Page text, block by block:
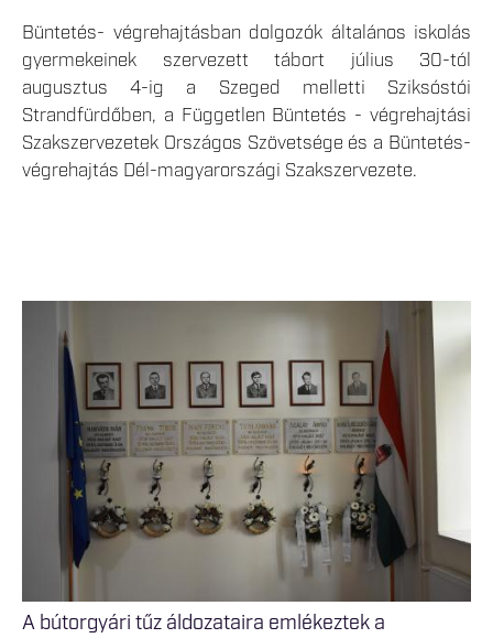
Büntetés- végrehajtásban dolgozók általános iskolás
gyermekeinek szervezett tábort július 30-tól
augusztus 4-ig a Szeged melletti Sziksóstói
Strandfürdőben, a Független Büntetés - végrehajtási
Szakszervezetek Országos Szövetsége és a Büntetés-
végrehajtás Dél-magyarországi Szakszervezete.
A bútorgyári tűz áldozataira emlékeztek a